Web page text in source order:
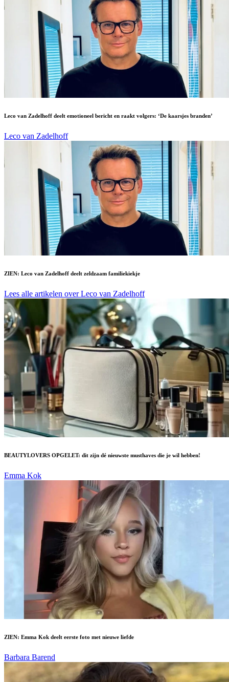
Leco van Zadelhoff deelt emotioneel bericht en raakt volgers: ‘De kaarsjes branden’
Leco van Zadelhoff
ZIEN: Leco van Zadelhoff deelt zeldzaam familiekiekje
Lees alle artikelen over Leco van Zadelhoff
BEAUTYLOVERS OPGELET: dit zijn dé nieuwste musthaves die je wil hebben!
Emma Kok
ZIEN: Emma Kok deelt eerste foto met nieuwe liefde
Barbara Barend